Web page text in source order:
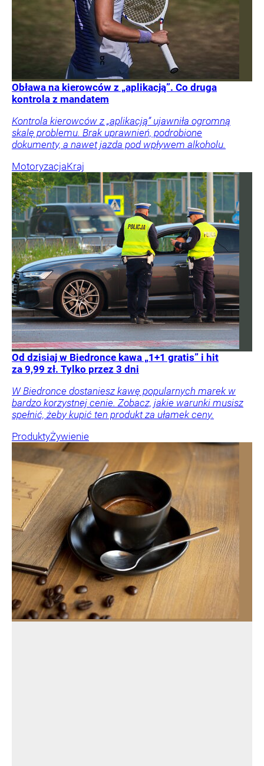
Obława na kierowców z „aplikacją”. Co druga
kontrola z mandatem
Kontrola kierowców z „aplikacją” ujawniła ogromną
skalę problemu. Brak uprawnień, podrobione
dokumenty, a nawet jazda pod wpływem alkoholu.
MotoryzacjaKraj
Od dzisiaj w Biedronce kawa „1+1 gratis” i hit
za 9,99 zł. Tylko przez 3 dni
W Biedronce dostaniesz kawę popularnych marek w
bardzo korzystnej cenie. Zobacz, jakie warunki musisz
spełnić, żeby kupić ten produkt za ułamek ceny.
ProduktyŻywienie